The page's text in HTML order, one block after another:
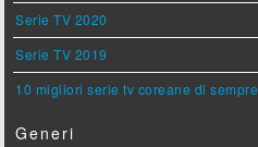
Serie TV 2020
Serie TV 2019
10 migliori serie tv coreane di sempre
Generi